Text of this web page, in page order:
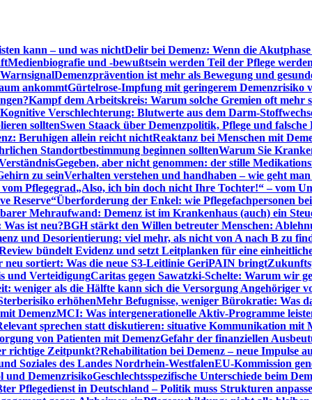
kann – und was nichtDelir bei Demenz: Wenn die
Medienbiografie und -bewußtsein werden Teil der Pflege werden
Demenzprävention ist mehr als Bewegung und
ankommtGürtelrose-Impfung mit geringerem Demenzrisiko
Kampf dem Arbeitskreis: Warum solche Gremien oft mehr
Kognitive Verschlechterung: Blutwerte aus dem Darm-
solltenSwen Staack über Demenzpolitik, Pflege und falsche
Beruhigen allein reicht nichtReaktanz bei Menschen mit
Standortbestimmung beginnen solltenWarum Sie
Gegeben, aber nicht genommen: der stille
zu seinVerhalten verstehen und handhaben – wie geht
Pflegegrad„Also, ich bin doch nicht Ihre Tochter!“ – vom
Reserve“Überforderung der Enkel: wie Pflegefachpersonen
Mehraufwand: Demenz ist im Krankenhaus (auch) ein
ist neu?BGH stärkt den Willen betreuter Menschen:
und Desorientierung: viel mehr, als nicht von A nach B zu
bündelt Evidenz und setzt Leitplanken für eine
neu sortiert: Was die neue S3-Leitlinie GeriPAIN bringt
und VerteidigungCaritas gegen Sawatzki-Schelte: Warum wir
weniger als die Hälfte kann sich die Versorgung Angehöriger
erhöhenMehr Befugnisse, weniger Bürokratie: Was
DemenzMCI: Was intergenerationelle Aktiv-Programme
sprechen statt diskutieren: situative Kommunikation mit
von Patienten mit DemenzGefahr der finanziellen
richtige Zeitpunkt?Rehabilitation bei Demenz – neue Impulse
Soziales des Landes Nordrhein-WestfalenEU-Kommission
und DemenzrisikoGeschlechtsspezifische Unterschiede beim
Pflegedienst in Deutschland – Politik muss Strukturen